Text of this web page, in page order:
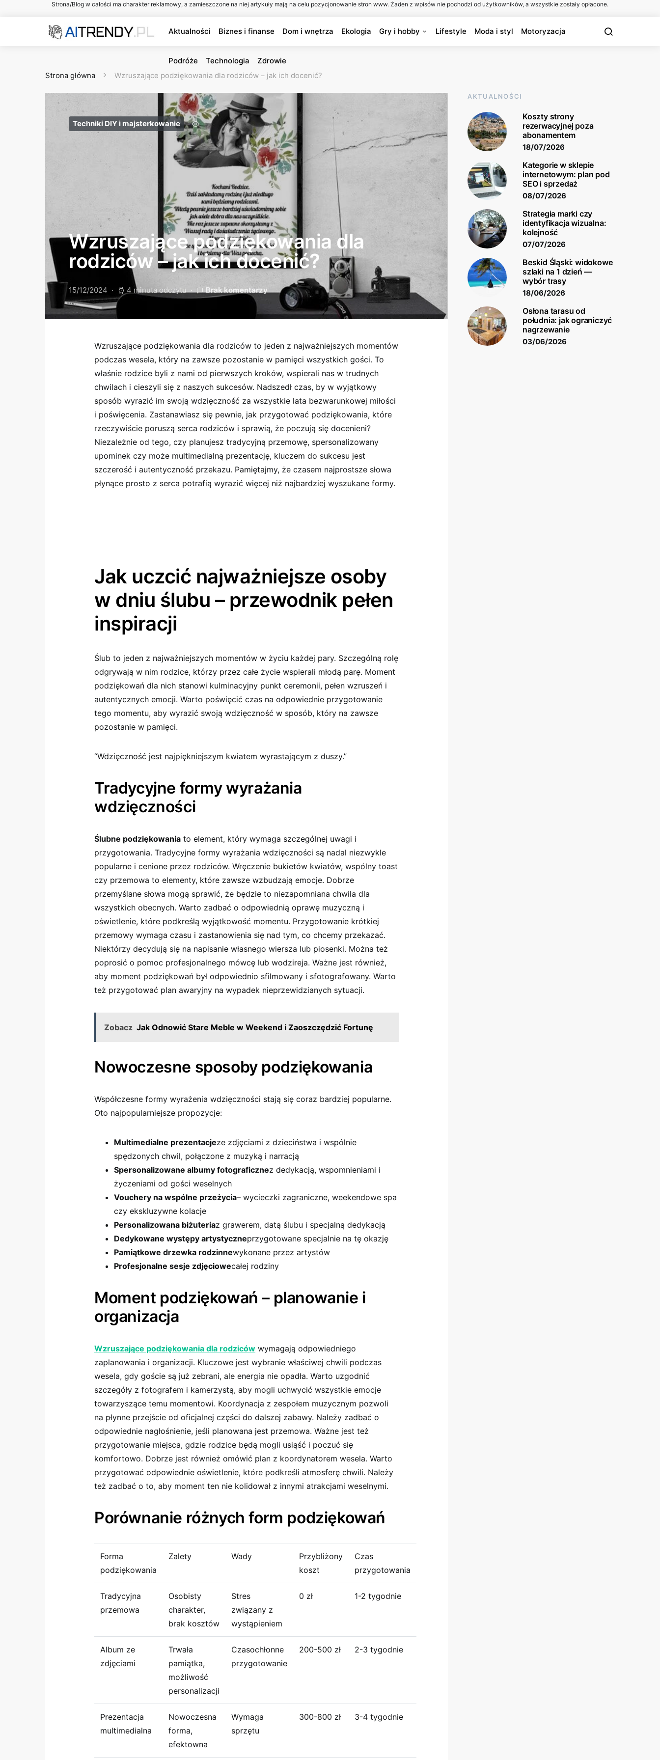
Strona/Blog w całości ma charakter reklamowy, a zamieszczone na niej artykuły mają na celu pozycjonowanie stron www. Żaden z wpisów nie pochodzi od użytkowników, a wszystkie zostały opłacone.
Aktualności Biznes i finanse Dom i wnętrza Ekologia Gry i hobby Lifestyle Moda i styl Motoryzacja
Podróże Technologia
Zdrowie
Strona główna
Wzruszające podziękowania dla rodziców – jak ich docenić?
Techniki DIY i majsterkowanie
Wzruszające podziękowania dla
rodziców – jak ich docenić?
15/12/2024 4 minuta odczytu Brak komentarzy
Wzruszające podziękowania dla rodziców to jeden z najważniejszych momentów
podczas wesela, który na zawsze pozostanie w pamięci wszystkich gości. To
właśnie rodzice byli z nami od pierwszych kroków, wspierali nas w trudnych
chwilach i cieszyli się z naszych sukcesów. Nadszedł czas, by w wyjątkowy
sposób wyrazić im swoją wdzięczność za wszystkie lata bezwarunkowej miłości
i poświęcenia. Zastanawiasz się pewnie, jak przygotować podziękowania, które
rzeczywiście poruszą serca rodziców i sprawią, że poczują się docenieni?
Niezależnie od tego, czy planujesz tradycyjną przemowę, spersonalizowany
upominek czy może multimedialną prezentację, kluczem do sukcesu jest
szczerość i autentyczność przekazu. Pamiętajmy, że czasem najprostsze słowa
płynące prosto z serca potrafią wyrazić więcej niż najbardziej wyszukane formy.
Jak uczcić najważniejsze osoby
w dniu ślubu – przewodnik pełen
inspiracji
Ślub to jeden z najważniejszych momentów w życiu każdej pary. Szczególną rolę
odgrywają w nim rodzice, którzy przez całe życie wspierali młodą parę. Moment
podziękowań dla nich stanowi kulminacyjny punkt ceremonii, pełen wzruszeń i
autentycznych emocji. Warto poświęcić czas na odpowiednie przygotowanie
tego momentu, aby wyrazić swoją wdzięczność w sposób, który na zawsze
pozostanie w pamięci.
“Wdzięczność jest najpiękniejszym kwiatem wyrastającym z duszy.”
Tradycyjne formy wyrażania
wdzięczności
Ślubne podziękowania to element, który wymaga szczególnej uwagi i
przygotowania. Tradycyjne formy wyrażania wdzięczności są nadal niezwykle
popularne i cenione przez rodziców. Wręczenie bukietów kwiatów, wspólny toast
czy przemowa to elementy, które zawsze wzbudzają emocje. Dobrze
przemyślane słowa mogą sprawić, że będzie to niezapomniana chwila dla
wszystkich obecnych. Warto zadbać o odpowiednią oprawę muzyczną i
oświetlenie, które podkreślą wyjątkowość momentu. Przygotowanie krótkiej
przemowy wymaga czasu i zastanowienia się nad tym, co chcemy przekazać.
Niektórzy decydują się na napisanie własnego wiersza lub piosenki. Można też
poprosić o pomoc profesjonalnego mówcę lub wodzireja. Ważne jest również,
aby moment podziękowań był odpowiednio sfilmowany i sfotografowany. Warto
też przygotować plan awaryjny na wypadek nieprzewidzianych sytuacji.
Zobacz Jak Odnowić Stare Meble w Weekend i Zaoszczędzić Fortunę
Nowoczesne sposoby podziękowania
Współczesne formy wyrażenia wdzięczności stają się coraz bardziej popularne.
Oto najpopularniejsze propozycje:
Multimedialne prezentacjeze zdjęciami z dzieciństwa i wspólnie
spędzonych chwil, połączone z muzyką i narracją
Spersonalizowane albumy fotograficznez dedykacją, wspomnieniami i
życzeniami od gości weselnych
Vouchery na wspólne przeżycia– wycieczki zagraniczne, weekendowe spa
czy ekskluzywne kolacje
Personalizowana biżuteriaz grawerem, datą ślubu i specjalną dedykacją
Dedykowane występy artystyczneprzygotowane specjalnie na tę okazję
Pamiątkowe drzewka rodzinnewykonane przez artystów
Profesjonalne sesje zdjęciowecałej rodziny
Moment podziękowań – planowanie i
organizacja
Wzruszające podziękowania dla rodziców wymagają odpowiedniego
zaplanowania i organizacji. Kluczowe jest wybranie właściwej chwili podczas
wesela, gdy goście są już zebrani, ale energia nie opadła. Warto uzgodnić
szczegóły z fotografem i kamerzystą, aby mogli uchwycić wszystkie emocje
towarzyszące temu momentowi. Koordynacja z zespołem muzycznym pozwoli
na płynne przejście od oficjalnej części do dalszej zabawy. Należy zadbać o
odpowiednie nagłośnienie, jeśli planowana jest przemowa. Ważne jest też
przygotowanie miejsca, gdzie rodzice będą mogli usiąść i poczuć się
komfortowo. Dobrze jest również omówić plan z koordynatorem wesela. Warto
przygotować odpowiednie oświetlenie, które podkreśli atmosferę chwili. Należy
też zadbać o to, aby moment ten nie kolidował z innymi atrakcjami weselnymi.
Porównanie różnych form podziękowań
Forma
podziękowania
Zalety Wady
Przybliżony
koszt
Czas
przygotowania
Tradycyjna
przemowa
Osobisty
charakter,
brak kosztów
Stres
związany z
wystąpieniem
0 zł 1-2 tygodnie
Album ze
zdjęciami
Trwała
pamiątka,
możliwość
personalizacji
Czasochłonne
przygotowanie
200-500 zł 2-3 tygodnie
Prezentacja
multimedialna
Nowoczesna
forma,
efektowna
Wymaga
sprzętu
300-800 zł 3-4 tygodnie
AKTUALNOŚCI
Koszty strony
rezerwacyjnej poza
abonamentem
18/07/2026
Kategorie w sklepie
internetowym: plan pod
SEO i sprzedaż
08/07/2026
Strategia marki czy
identyfikacja wizualna:
kolejność
07/07/2026
Beskid Śląski: widokowe
szlaki na 1 dzień —
wybór trasy
18/06/2026
Osłona tarasu od
południa: jak ograniczyć
nagrzewanie
03/06/2026